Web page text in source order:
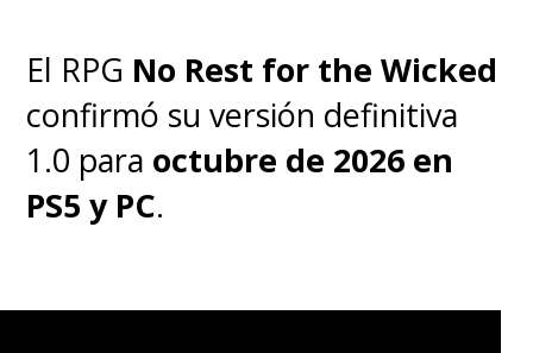
El RPG No Rest for the Wicked
confirmó su versión definitiva
1.0 para octubre de 2026 en
PS5 y PC.